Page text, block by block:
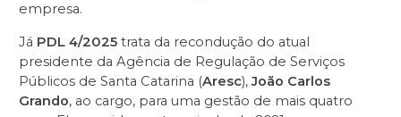
empresa.
Já PDL 4/2025 trata da recondução do atual
presidente da Agência de Regulação de Serviços
Públicos de Santa Catarina (Aresc),João Carlos
Grando, ao cargo, para uma gestão de mais quatro